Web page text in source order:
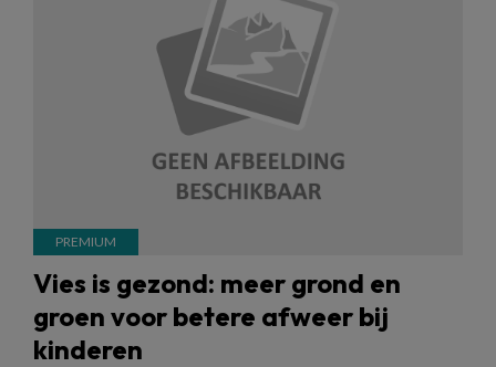
Vies is gezond: meer grond en
groen voor betere afweer bij
kinderen